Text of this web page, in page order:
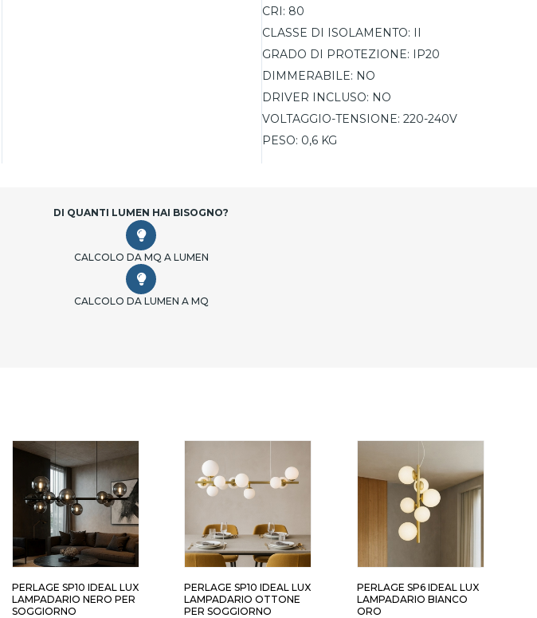
CRI: 80
CLASSE DI ISOLAMENTO: II
GRADO DI PROTEZIONE: IP20
DIMMERABILE: NO
DRIVER INCLUSO: NO
VOLTAGGIO-TENSIONE: 220-240V
PESO: 0,6 KG
DI QUANTI LUMEN HAI BISOGNO?
CALCOLO DA MQ A LUMEN
CALCOLO DA LUMEN A MQ
PERLAGE SP10 IDEAL LUX
LAMPADARIO NERO PER
SOGGIORNO
PERLAGE SP10 IDEAL LUX
LAMPADARIO OTTONE
PER SOGGIORNO
PERLAGE SP6 IDEAL LUX
LAMPADARIO BIANCO
ORO